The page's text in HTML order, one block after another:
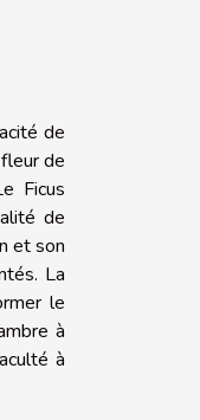
de
de
Ficus
de
et son
La
le
à
à